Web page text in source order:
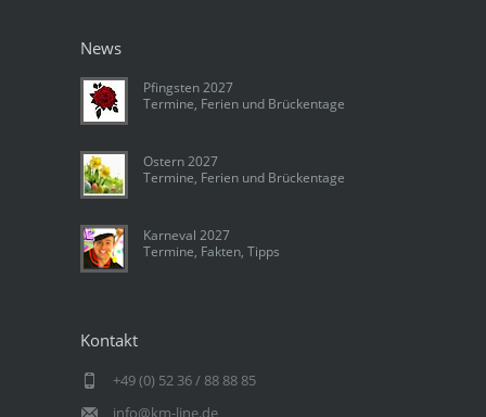
News
Pfingsten 2027
Termine, Ferien und Brückentage
Ostern 2027
Termine, Ferien und Brückentage
Karneval 2027
Termine, Fakten, Tipps
Kontakt
+49 (0) 52 36 / 88 88 85
info@km-line.de